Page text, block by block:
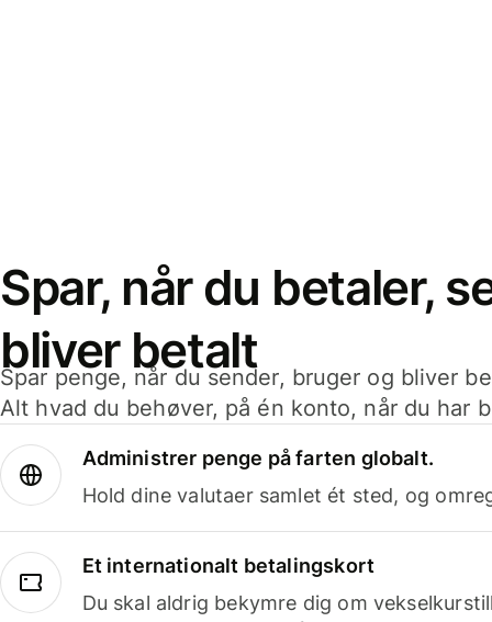
Spar, når du betaler,
bliver betalt
Spar penge, når du sender, bruger og bliver
Alt hvad du behøver, på én konto, når du har
Administrer penge på farten globalt.
Hold dine valutaer samlet ét sted, og
Et internationalt betalingskort
Du skal aldrig bekymre dig om